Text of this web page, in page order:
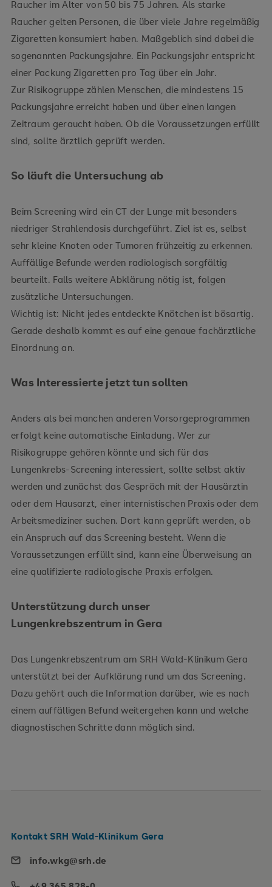
Raucher im Alter von 50 bis 75 Jahren. Als starke
Raucher gelten Personen, die über viele Jahre regelmäßig
Zigaretten konsumiert haben. Maßgeblich sind dabei die
sogenannten Packungsjahre. Ein Packungsjahr entspricht
einer Packung Zigaretten pro Tag über ein Jahr.
Zur Risikogruppe zählen Menschen, die mindestens 15
Packungsjahre erreicht haben und über einen langen
Zeitraum geraucht haben. Ob die Voraussetzungen erfüllt
sind, sollte ärztlich geprüft werden.
So läuft die Untersuchung ab
Beim Screening wird ein CT der Lunge mit besonders
niedriger Strahlendosis durchgeführt. Ziel ist es, selbst
sehr kleine Knoten oder Tumoren frühzeitig zu erkennen.
Auffällige Befunde werden radiologisch sorgfältig
beurteilt. Falls weitere Abklärung nötig ist, folgen
zusätzliche Untersuchungen.
Wichtig ist: Nicht jedes entdeckte Knötchen ist bösartig.
Gerade deshalb kommt es auf eine genaue fachärztliche
Einordnung an.
Was Interessierte jetzt tun sollten
Anders als bei manchen anderen Vorsorgeprogrammen
erfolgt keine automatische Einladung. Wer zur
Risikogruppe gehören könnte und sich für das
Lungenkrebs-Screening interessiert, sollte selbst aktiv
werden und zunächst das Gespräch mit der Hausärztin
oder dem Hausarzt, einer internistischen Praxis oder dem
Arbeitsmediziner suchen. Dort kann geprüft werden, ob
ein Anspruch auf das Screening besteht. Wenn die
Voraussetzungen erfüllt sind, kann eine Überweisung an
eine qualifizierte radiologische Praxis erfolgen.
Unterstützung durch unser
Lungenkrebszentrum in Gera
Das Lungenkrebszentrum am SRH Wald-Klinikum Gera
unterstützt bei der Aufklärung rund um das Screening.
Dazu gehört auch die Information darüber, wie es nach
einem auffälligen Befund weitergehen kann und welche
diagnostischen Schritte dann möglich sind.
Kontakt SRH Wald-Klinikum Gera
info.wkg@srh.de